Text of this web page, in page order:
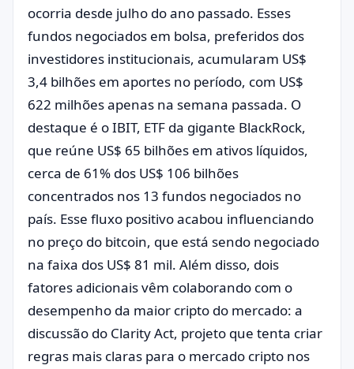
ocorria desde julho do ano passado. Esses
fundos negociados em bolsa, preferidos dos
investidores institucionais, acumularam US$
3,4 bilhões em aportes no período, com US$
622 milhões apenas na semana passada. O
destaque é o IBIT, ETF da gigante BlackRock,
que reúne US$ 65 bilhões em ativos líquidos,
cerca de 61% dos US$ 106 bilhões
concentrados nos 13 fundos negociados no
país. Esse fluxo positivo acabou influenciando
no preço do bitcoin, que está sendo negociado
na faixa dos US$ 81 mil. Além disso, dois
fatores adicionais vêm colaborando com o
desempenho da maior cripto do mercado: a
discussão do Clarity Act, projeto que tenta criar
regras mais claras para o mercado cripto nos